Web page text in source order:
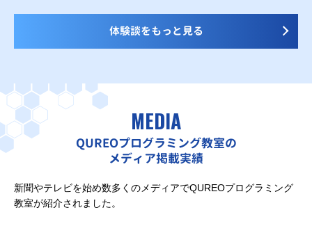
体験談をもっと見る
MEDIA
QUREOプログラミング教室の
メディア掲載実績
新聞やテレビを始め数多くのメディアでQUREOプログラミング
教室が紹介されました。